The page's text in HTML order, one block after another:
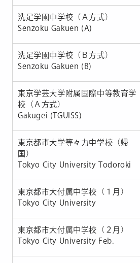
洗足学園中学校（Ａ方式）
Senzoku Gakuen (A)
洗足学園中学校（Ｂ方式）
Senzoku Gakuen (B)
東京学芸大学附属国際中等教育学
校（Ａ方式）
Gakugei (TGUISS)
東京都市大学等々力中学校（帰
国）
Tokyo City University Todoroki
東京都市大付属中学校（１月）
Tokyo City University
東京都市大付属中学校（２月）
Tokyo City University Feb.